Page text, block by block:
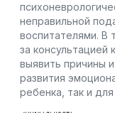
неправильной
воспитателями. В
за консультацией к
выявить причины
развития
ребенка, так и